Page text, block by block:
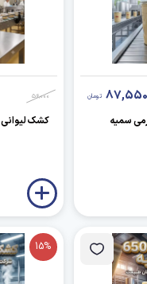
87,550 تومان 56,000
کشک لیوانی 250 گرمی سمیه
15%